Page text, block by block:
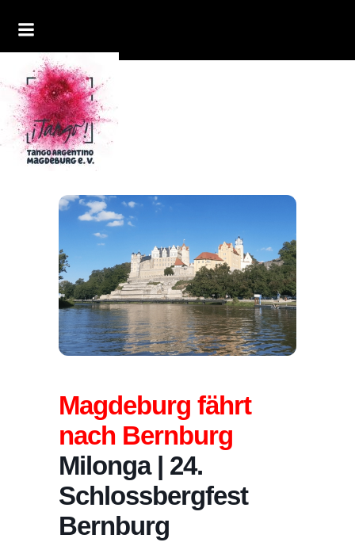
Magdeburg fährt
nach Bernburg
Milonga | 24.
Schlossbergfest
Bernburg